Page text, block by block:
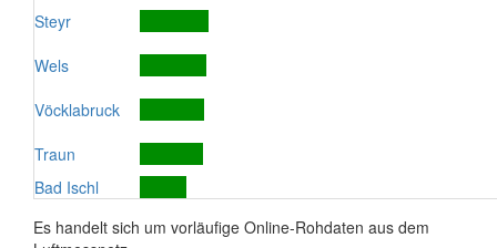
Steyr
Wels
Vöcklabruck
Traun
Bad Ischl
Es handelt sich um vorläufige Online-Rohdaten aus dem